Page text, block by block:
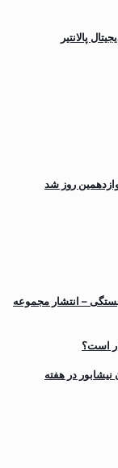
پالانتیر
روز شد
– انتشار مجموعه
است؟
در هفته